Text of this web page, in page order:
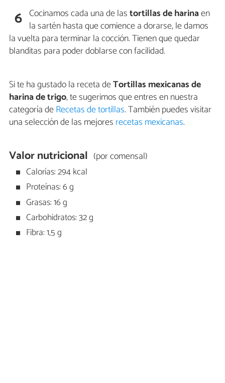
6 Cocinamos cada una de lastortillas de harinaen
la sartén hasta que comience a dorarse, le damos
la vuelta para terminar la cocción. Tienen que quedar
blanditas para poder doblarse con facilidad.
Si te ha gustado la receta deTortillas mexicanas de
harina de trigo, te sugerimos que entres en nuestra
categoría deRecetas de tortillas. También puedes visitar
una selección de las mejores recetas mexicanas.
Valor nutricional (por comensal)
Calorías: 294 kcal
Proteínas: 6 g
Grasas: 16 g
Carbohidratos: 32 g
Fibra: 1,5 g